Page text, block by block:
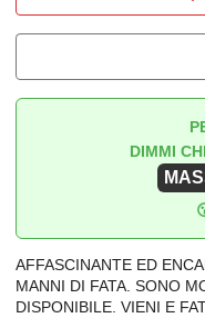
DIMMI
AFFASCINANTE ED
MANNI DI FATA. SONO
DISPONIBILE. VIENI E